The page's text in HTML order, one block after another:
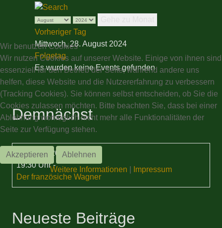
Vorheriger Tag
Mittwoch, 28. August 2024
Folgetag
Es wurden keine Events gefunden
Demnächst
15 Sep. 2026
19:30 Uhr-
Der französiche Wagner
Neueste Beiträge
Wir benutzen Cookies
Wir nutzen Cookies auf unserer Website. Einige von ihnen sind
essenziell für den Betrieb der Seite, während andere uns
helfen, diese Website und die Nutzererfahrung zu verbessern
(Tracking Cookies). Sie können selbst entscheiden, ob Sie die
Cookies zulassen möchten. Bitte beachten Sie, dass bei einer
Ablehnung womöglich nicht mehr alle Funktionalitäten der
Seite zur Verfügung stehen.
Akzeptieren
Ablehnen
Weitere Informationen
Impressum